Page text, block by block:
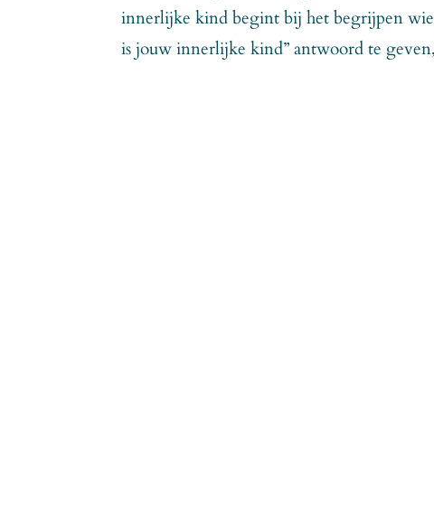
innerlijke kind begint bij het begrijpen
is jouw innerlijke kind” antwoord te